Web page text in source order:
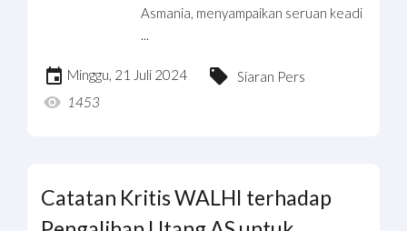
Asmania, menyampaikan seruan keadi
...
Minggu, 21 Juli 2024
Siaran Pers
1453
Catatan Kritis WALHI terhadap